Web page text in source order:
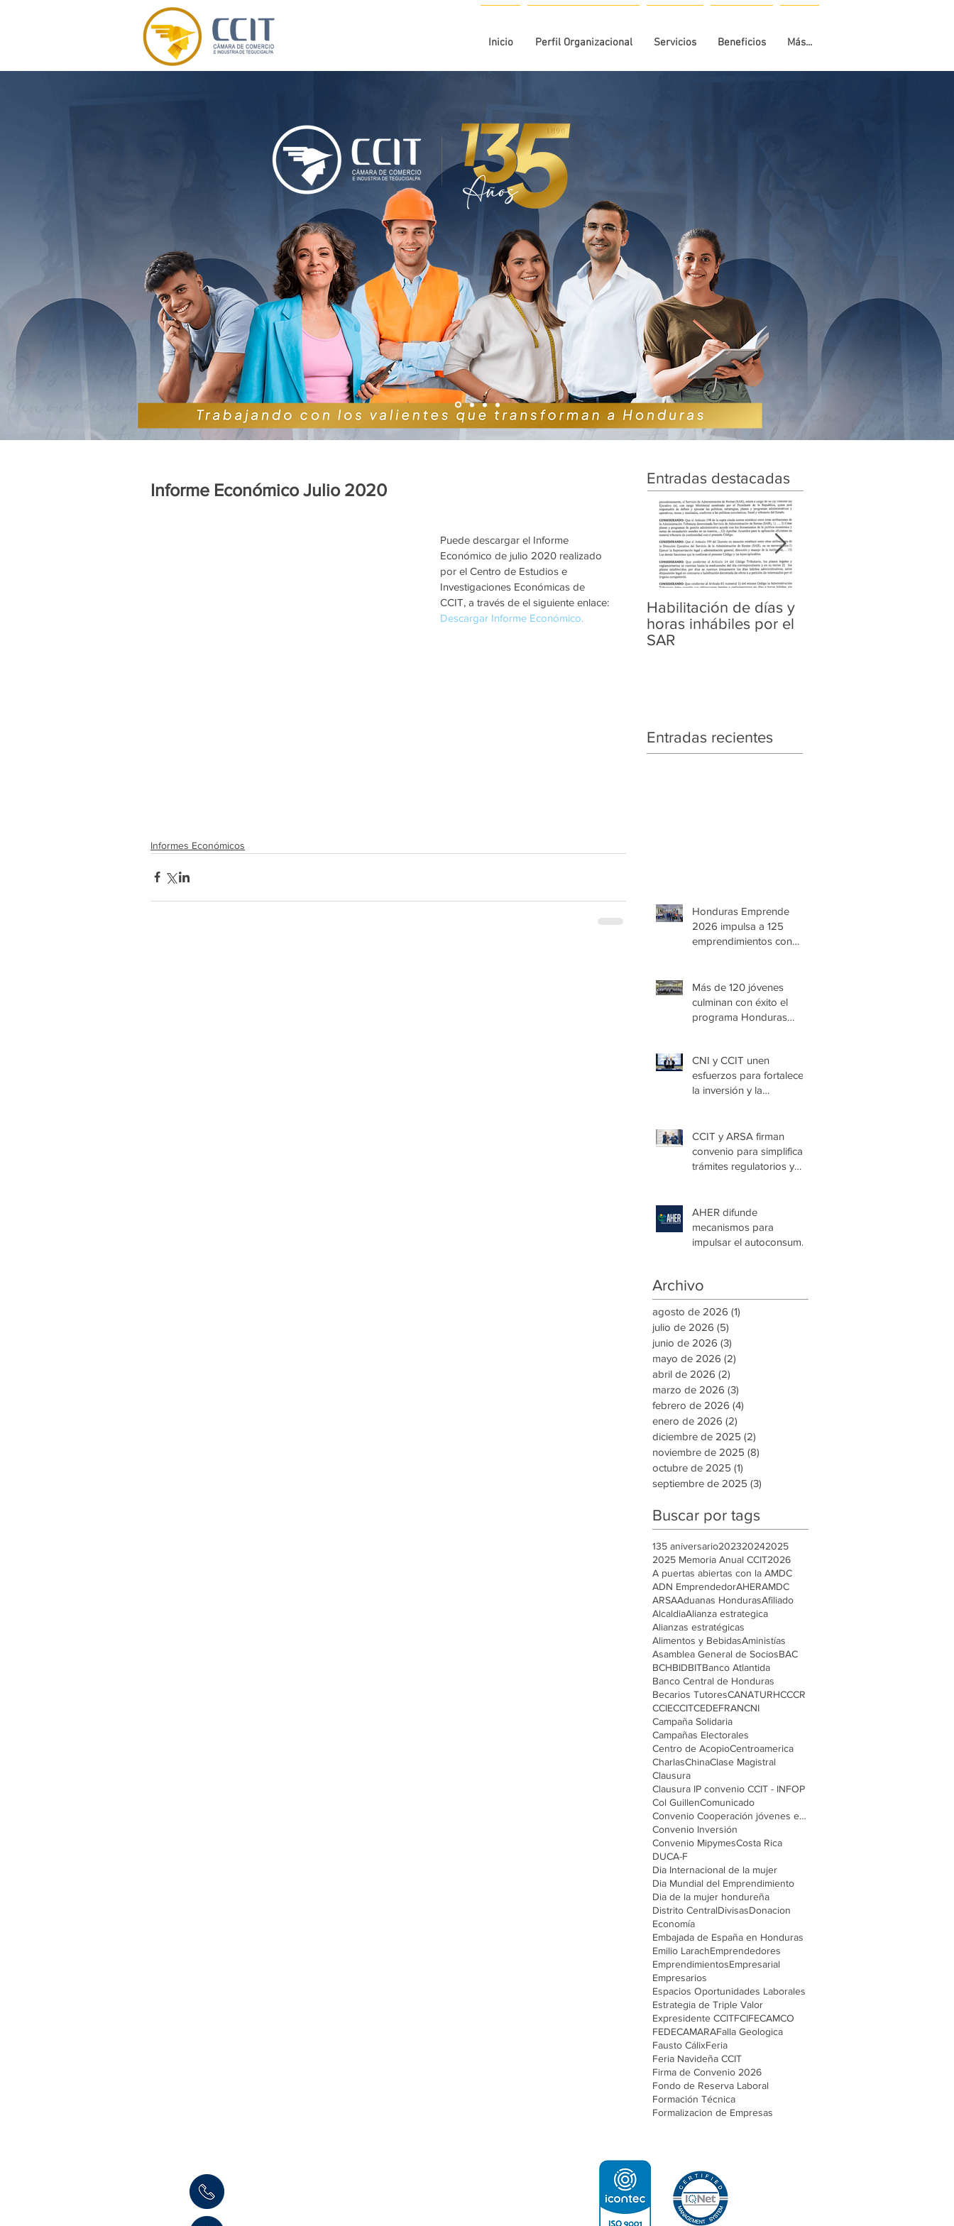
Inicio Perfil Organizacional Servicios Beneficios Más...
Informe Económico Julio 2020
Puede descargar el Informe
Económico de julio 2020 realizado
por el Centro de Estudios e
Investigaciones Económicas de
CCIT, a través de el siguiente enlace:
Descargar Informe Económico.
Informes Económicos
Entradas destacadas
Habilitación de días y
horas inhábiles por el
SAR
Entradas recientes
Honduras Emprende
2026 impulsa a 125
emprendimientos con
Más de 120 jóvenes
culminan con éxito el
programa Honduras
CNI y CCIT unen
esfuerzos para fortalecer
la inversión y la
CCIT y ARSA firman
convenio para simplificar
trámites regulatorios y
AHER difunde
mecanismos para
impulsar el autoconsumo
Archivo
agosto de 2026 (1)
julio de 2026 (5)
junio de 2026 (3)
mayo de 2026 (2)
abril de 2026 (2)
marzo de 2026 (3)
febrero de 2026 (4)
enero de 2026 (2)
diciembre de 2025 (2)
noviembre de 2025 (8)
octubre de 2025 (1)
septiembre de 2025 (3)
Buscar por tags
135 aniversario202320242025
2025 Memoria Anual CCIT2026
A puertas abiertas con la AMDC
ADN EmprendedorAHERAMDC
ARSAAduanas HondurasAfiliado
AlcaldiaAlianza estrategica
Alianzas estratégicas
Alimentos y BebidasAministías
Asamblea General de SociosBAC
BCHBIDBITBanco Atlantida
Banco Central de Honduras
Becarios TutoresCANATURHCCCR
CCIECCITCEDEFRANCNI
Campaña Solidaria
Campañas Electorales
Centro de AcopioCentroamerica
CharlasChinaClase Magistral
Clausura
Clausura IP convenio CCIT - INFOP
Col GuillenComunicado
Convenio Cooperación jóvenes emprendedores
Convenio Inversión
Convenio MipymesCosta Rica
DUCA-F
Dia Internacional de la mujer
Dia Mundial del Emprendimiento
Dia de la mujer hondureña
Distrito CentralDivisasDonacion
Economía
Embajada de España en Honduras
Emilio LarachEmprendedores
EmprendimientosEmpresarial
Empresarios
Espacios Oportunidades Laborales
Estrategia de Triple Valor
Expresidente CCITFCIFECAMCO
FEDECAMARAFalla Geologica
Fausto CálixFeria
Feria Navideña CCIT
Firma de Convenio 2026
Fondo de Reserva Laboral
Formación Técnica
Formalizacion de Empresas